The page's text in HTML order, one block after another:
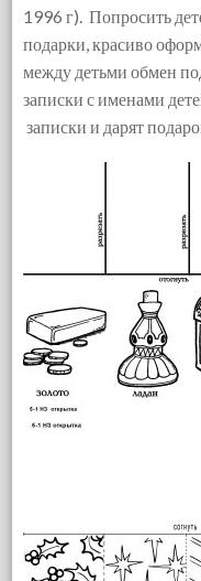
1996 г). Попросить
подарки, красиво
между детьми обмен
записки с именами
записки и дарят